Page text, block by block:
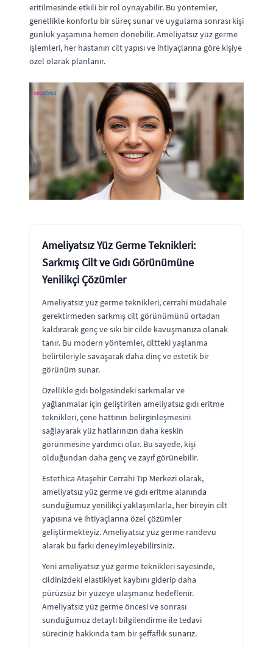
eritilmesinde etkili bir rol oynayabilir. Bu yöntemler,
genellikle konforlu bir süreç sunar ve uygulama sonrası kişi
günlük yaşamına hemen dönebilir. Ameliyatsız yüz germe
işlemleri, her hastanın cilt yapısı ve ihtiyaçlarına göre kişiye
özel olarak planlanır.
Ameliyatsız Yüz Germe Teknikleri:
Sarkmış Cilt ve Gıdı Görünümüne
Yenilikçi Çözümler
Ameliyatsız yüz germe teknikleri, cerrahi müdahale
gerektirmeden sarkmış cilt görünümünü ortadan
kaldırarak genç ve sıkı bir cilde kavuşmanıza olanak
tanır. Bu modern yöntemler, ciltteki yaşlanma
belirtileriyle savaşarak daha dinç ve estetik bir
görünüm sunar.
Özellikle gıdı bölgesindeki sarkmalar ve
yağlanmalar için geliştirilen ameliyatsız gıdı eritme
teknikleri, çene hattının belirginleşmesini
sağlayarak yüz hatlarınızın daha keskin
görünmesine yardımcı olur. Bu sayede, kişi
olduğundan daha genç ve zayıf görünebilir.
Estethica Ataşehir Cerrahi Tıp Merkezi olarak,
ameliyatsız yüz germe ve gıdı eritme alanında
sunduğumuz yenilikçi yaklaşımlarla, her bireyin cilt
yapısına ve ihtiyaçlarına özel çözümler
geliştirmekteyiz. Ameliyatsız yüz germe randevu
alarak bu farkı deneyimleyebilirsiniz.
Yeni ameliyatsız yüz germe teknikleri sayesinde,
cildinizdeki elastikiyet kaybını giderip daha
pürüzsüz bir yüzeye ulaşmanız hedeflenir.
Ameliyatsız yüz germe öncesi ve sonrası
sunduğumuz detaylı bilgilendirme ile tedavi
süreciniz hakkında tam bir şeffaflık sunarız.